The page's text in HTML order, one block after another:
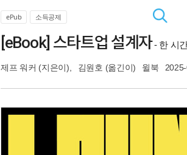
ePub 소득공제
[eBook] 스타트업 설계자- 한 시
제프 워커 (지은이), 김원호 (옮긴이) 윌북